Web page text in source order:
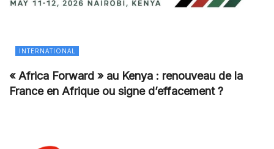
INTERNATIONAL
« Africa Forward » au Kenya : renouveau de la
France en Afrique ou signe d’effacement ?